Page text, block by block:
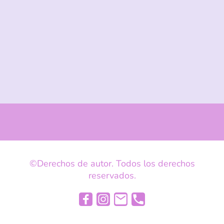
©Derechos de autor. Todos los derechos
reservados.